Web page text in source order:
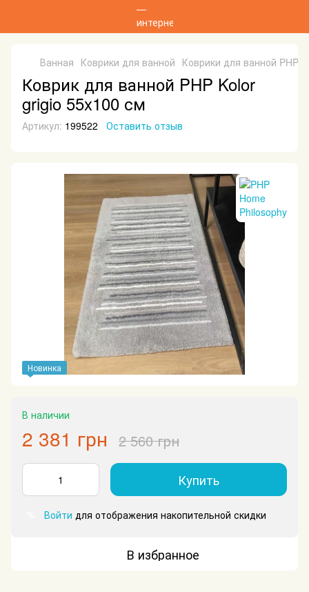
Ванная Коврики для ванной Коврики для ванной PHP
Коврик для ванной PHP Kolor
grigio 55x100 см
Артикул: 199522 Оставить отзыв
Новинка
В наличии
2 381 грн 2 560 грн
Купить
Войти для отображения накопительной скидки
В избранное